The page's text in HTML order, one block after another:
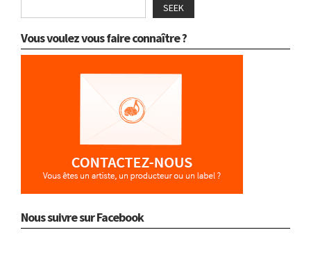
SEEK
Vous voulez vous faire connaître ?
Nous suivre sur Facebook